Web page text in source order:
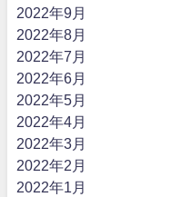
2022年9月
2022年8月
2022年7月
2022年6月
2022年5月
2022年4月
2022年3月
2022年2月
2022年1月